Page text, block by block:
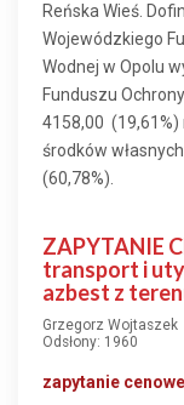
Reńska Wieś.
Wojewódzkiego
Wodnej w Opolu
Funduszu
4158,00
środków
(60,78%).
ZAPYTANIE
transport i
azbest z
Grzegorz Wojtaszek
Odsłony: 1960
zapytanie